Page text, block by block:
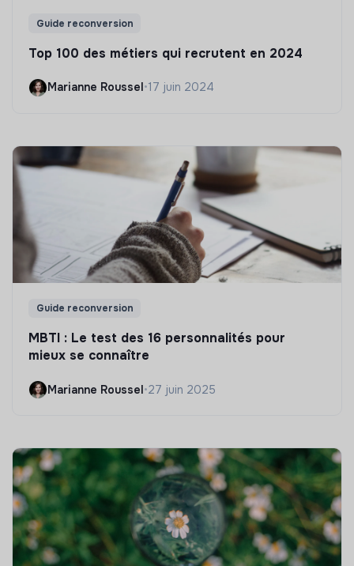
Guide reconversion
Top 100 des métiers qui recrutent en 2024
Marianne Roussel •17 juin 2024
Guide reconversion
MBTI : Le test des 16 personnalités pour
mieux se connaître
Marianne Roussel•27 juin 2025